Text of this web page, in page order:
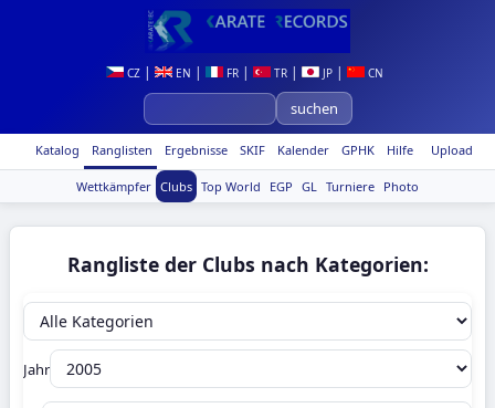
CZ| EN | FR| TR| JP| CN
Upload
Katalog Ranglisten Ergebnisse SKIF Kalender GPHK Hilfe
Wettkämpfer Clubs Top World EGP GL Turniere Photo
Rangliste der Clubs nach Kategorien:
Jahr